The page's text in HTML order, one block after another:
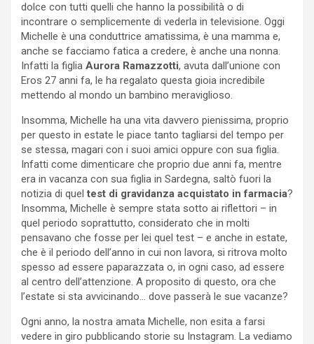
dolce con tutti quelli che hanno la possibilità o di
incontrare o semplicemente di vederla in televisione. Oggi
Michelle è una conduttrice amatissima, è una mamma e,
anche se facciamo fatica a credere, è anche una nonna.
Infatti la figlia Aurora Ramazzotti, avuta dall’unione con
Eros 27 anni fa, le ha regalato questa gioia incredibile
mettendo al mondo un bambino meraviglioso.
Insomma, Michelle ha una vita davvero pienissima, proprio
per questo in estate le piace tanto tagliarsi del tempo per
se stessa, magari con i suoi amici oppure con sua figlia.
Infatti come dimenticare che proprio due anni fa, mentre
era in vacanza con sua figlia in Sardegna, saltò fuori la
notizia di queltest di gravidanza acquistato in farmacia?
Insomma, Michelle è sempre stata sotto ai riflettori – in
quel periodo soprattutto, considerato che in molti
pensavano che fosse per lei quel test – e anche in estate,
che è il periodo dell’anno in cui non lavora, si ritrova molto
spesso ad essere paparazzata o, in ogni caso, ad essere
al centro dell’attenzione. A proposito di questo, ora che
l’estate si sta avvicinando… dove passerà le sue vacanze?
Ogni anno, la nostra amata Michelle, non esita a farsi
vedere in giro pubblicando storie su Instagram. La vediamo